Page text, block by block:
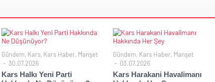
Gündem, Kars, Kars Haber, Manşet
30.07.2026
Kars Halkı Yeni Parti
Gündem, Kars Haber, Manşet
03.07.2026
Kars Harakani Havalimanı